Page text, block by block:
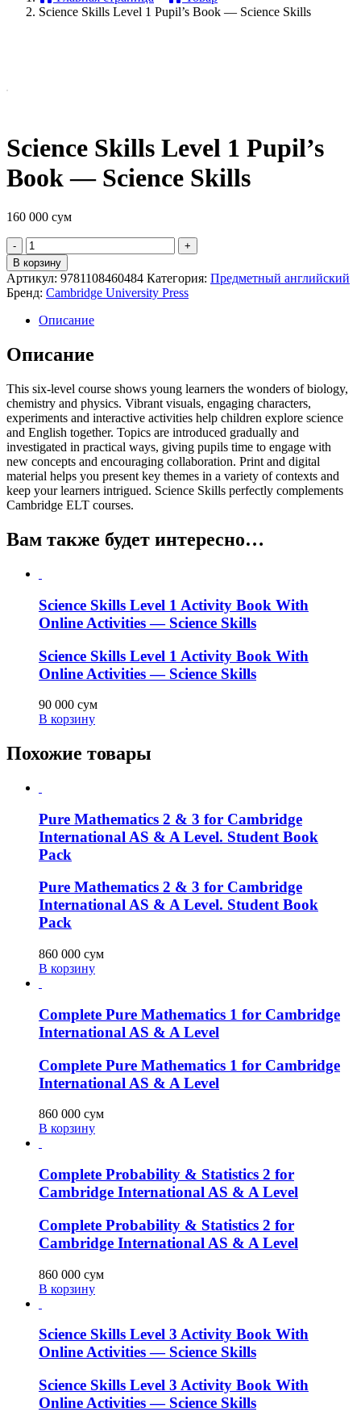
Science Skills Level 1 Pupil’s Book — Science Skills
Science Skills Level 1 Pupil’s
Book — Science Skills
160 000 сум
Quantity
В корзину
Артикул: 9781108460484 Категория: Предметный английский
Бренд: Cambridge University Press
Описание
Описание
This six-level course shows young learners the wonders of biology,
chemistry and physics. Vibrant visuals, engaging characters,
experiments and interactive activities help children explore science
and English together. Topics are introduced gradually and
investigated in practical ways, giving pupils time to engage with
new concepts and encouraging collaboration. Print and digital
material helps you present key themes in a variety of contexts and
keep your learners intrigued. Science Skills perfectly complements
Cambridge ELT courses.
Вам также будет интересно…
Science Skills Level 1 Activity Book With
Online Activities — Science Skills
Science Skills Level 1 Activity Book With
Online Activities — Science Skills
90 000 сум
В корзину
Похожие товары
Pure Mathematics 2 & 3 for Cambridge
International AS & A Level. Student Book
Pack
Pure Mathematics 2 & 3 for Cambridge
International AS & A Level. Student Book
Pack
860 000 сум
В корзину
Complete Pure Mathematics 1 for Cambridge
International AS & A Level
Complete Pure Mathematics 1 for Cambridge
International AS & A Level
860 000 сум
В корзину
Complete Probability & Statistics 2 for
Cambridge International AS & A Level
Complete Probability & Statistics 2 for
Cambridge International AS & A Level
860 000 сум
В корзину
Science Skills Level 3 Activity Book With
Online Activities — Science Skills
Science Skills Level 3 Activity Book With
Online Activities — Science Skills